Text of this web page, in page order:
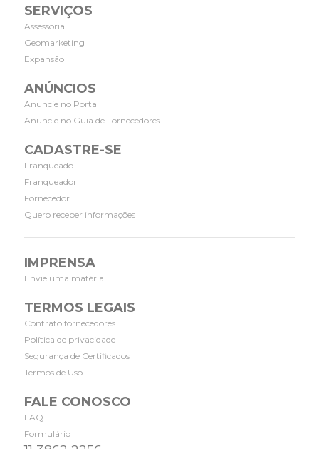
SERVIÇOS
Assessoria
Geomarketing
Expansão
ANÚNCIOS
Anuncie no Portal
Anuncie no Guia de Fornecedores
CADASTRE-SE
Franqueado
Franqueador
Fornecedor
Quero receber informações
IMPRENSA
Envie uma matéria
TERMOS LEGAIS
Contrato fornecedores
Política de privacidade
Segurança de Certificados
Termos de Uso
FALE CONOSCO
FAQ
Formulário